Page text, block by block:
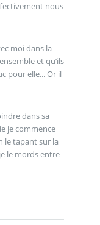
nous
moi dans la
et qu’ils
pour elle... Or il
dans sa
je commence
le tapant sur la
le mords entre